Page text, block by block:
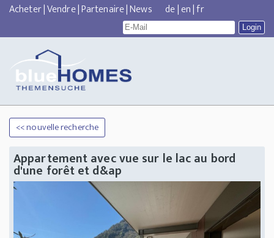
Acheter|Vendre|Partenaire|News de|en|fr
<< nouvelle recherche
Appartement avec vue sur le lac au bord
d'une forêt et d&ap